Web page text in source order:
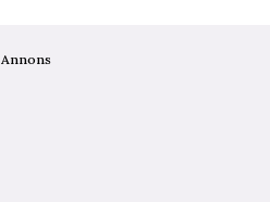
Annons